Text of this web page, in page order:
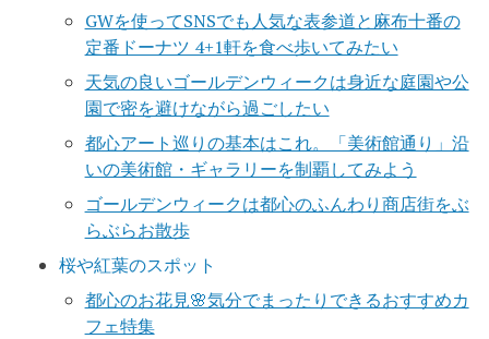
GWを使ってSNSでも人気な表参道と麻布十番の
定番ドーナツ 4+1軒を食べ歩いてみたい
天気の良いゴールデンウィークは身近な庭園や公
園で密を避けながら過ごしたい
都心アート巡りの基本はこれ。「美術館通り」沿
いの美術館・ギャラリーを制覇してみよう
ゴールデンウィークは都心のふんわり商店街をぶ
らぶらお散歩
桜や紅葉のスポット
都心のお花見🌸気分でまったりできるおすすめカ
フェ特集